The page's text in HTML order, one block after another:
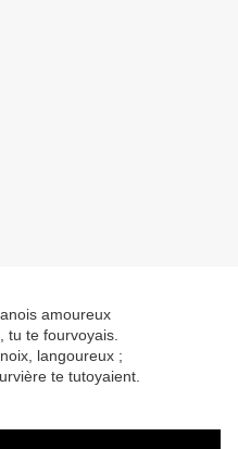
amoureux
te fourvoyais.
langoureux ;
te tutoyaient.